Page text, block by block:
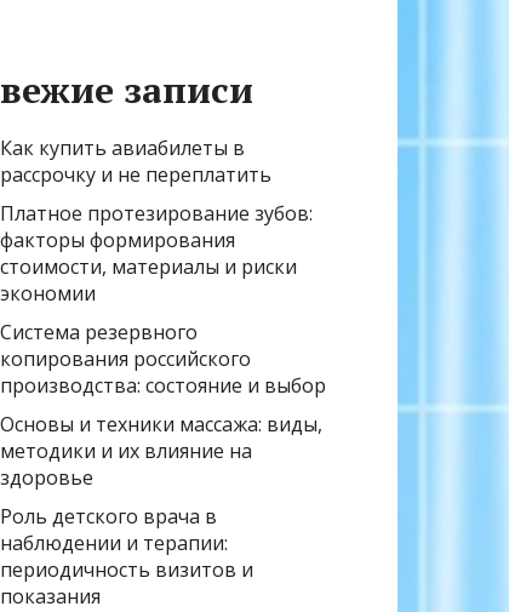
записи
Как купить авиабилеты в
рассрочку и не переплатить
Платное протезирование зубов:
факторы формирования
стоимости, материалы и риски
экономии
Система резервного
копирования российского
производства: состояние и выбор
Основы и техники массажа: виды,
методики и их влияние на
здоровье
Роль детского врача в
наблюдении и терапии:
периодичность визитов и
показания